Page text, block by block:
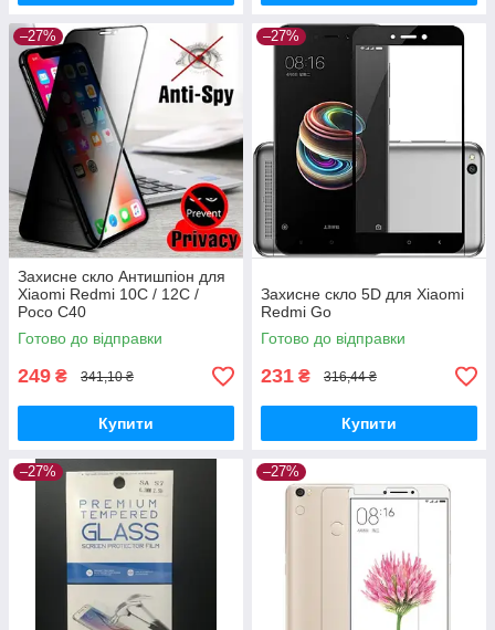
–27%
Захисне скло Антишпіон для
Xiaomi Redmi 10C / 12C /
Poco C40
Готово до відправки
249 ₴ 341,10 ₴
Купити
–27%
Захисне скло 5D для Xiaomi
Redmi Go
Готово до відправки
231 ₴ 316,44 ₴
Купити
–27% –27%